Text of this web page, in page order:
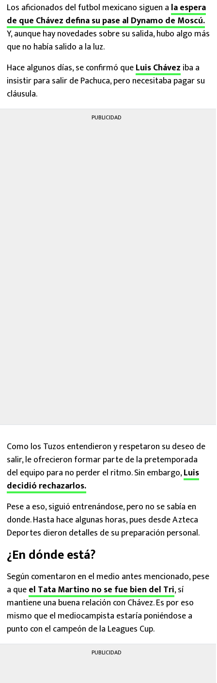
Los aficionados del futbol mexicano siguen a la espera
de que Chávez defina su pase al Dynamo de Moscú.
Y, aunque hay novedades sobre su salida, hubo algo más
que no había salido a la luz.
Hace algunos días, se confirmó queLuis Chávez iba a
insistir para salir de Pachuca, pero necesitaba pagar su
cláusula.
PUBLICIDAD
Como los Tuzos entendieron y respetaron su deseo de
salir, le ofrecieron formar parte de la pretemporada
del equipo para no perder el ritmo. Sin embargo,Luis
decidió rechazarlos.
Pese a eso, siguió entrenándose, pero no se sabía en
donde. Hasta hace algunas horas, pues desde Azteca
Deportes dieron detalles de su preparación personal.
¿En dónde está?
Según comentaron en el medio antes mencionado, pese
a queel Tata Martino no se fue bien del Tri, sí
mantiene una buena relación con Chávez. Es por eso
mismo que el mediocampista estaría poniéndose a
punto con el campeón de la Leagues Cup.
PUBLICIDAD